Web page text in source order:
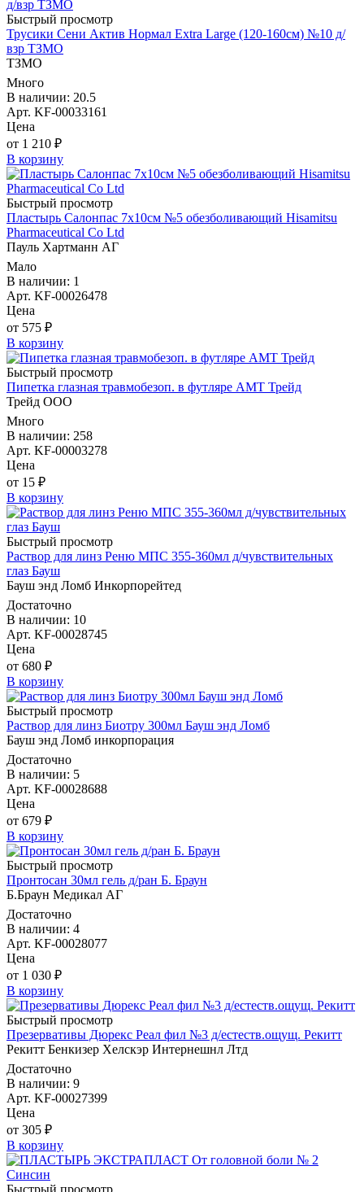
Быстрый просмотр
Трусики Сени Актив Нормал Extra Large (120-160см) №10 д/
взр ТЗМО
ТЗМО
Много
В наличии: 20.5
Арт. KF-00033161
Цена
от 1 210 ₽
В корзину
Быстрый просмотр
Пластырь Салонпас 7х10см №5 обезболивающий Hisamitsu
Pharmaceutical Co Ltd
Пауль Хартманн AГ
Мало
В наличии: 1
Арт. KF-00026478
Цена
от 575 ₽
В корзину
Быстрый просмотр
Пипетка глазная травмобезоп. в футляре АМТ Трейд
Трейд ООО
Много
В наличии: 258
Арт. KF-00003278
Цена
от 15 ₽
В корзину
Быстрый просмотр
Раствор для линз Реню МПС 355-360мл д/чувствительных
глаз Бауш
Бауш энд Ломб Инкорпорейтед
Достаточно
В наличии: 10
Арт. KF-00028745
Цена
от 680 ₽
В корзину
Быстрый просмотр
Раствор для линз Биотру 300мл Бауш энд Ломб
Бауш энд Ломб инкорпорация
Достаточно
В наличии: 5
Арт. KF-00028688
Цена
от 679 ₽
В корзину
Быстрый просмотр
Пронтосан 30мл гель д/ран Б. Браун
Б.Браун Медикал АГ
Достаточно
В наличии: 4
Арт. KF-00028077
Цена
от 1 030 ₽
В корзину
Быстрый просмотр
Презервативы Дюрекс Реал фил №3 д/естеств.ощущ. Рекитт
Рекитт Бенкизер Хелскэр Интернешнл Лтд
Достаточно
В наличии: 9
Арт. KF-00027399
Цена
от 305 ₽
В корзину